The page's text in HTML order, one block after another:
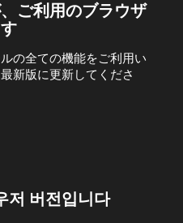
ご利用のブラウザ
の全ての機能をご利用い
新版に更新してくださ
저 버전입니다